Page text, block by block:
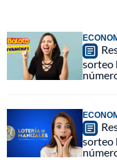
sorteo
sorteo